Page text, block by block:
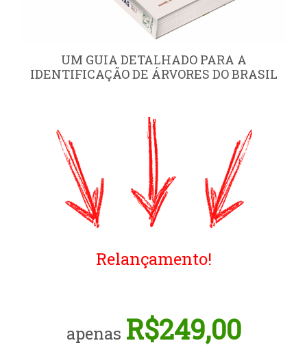
UM GUIA DETALHADO PARA A
IDENTIFICAÇÃO DE ÁRVORES DO BRASIL
Relançamento!
apenas R$249,00